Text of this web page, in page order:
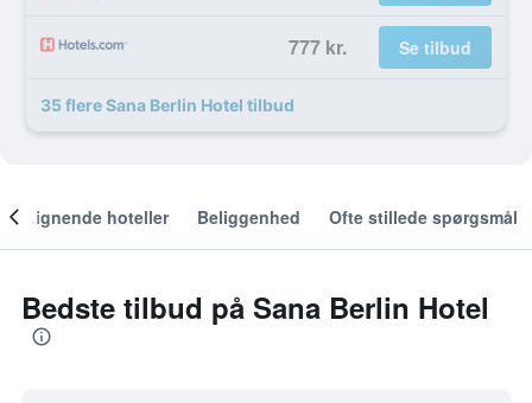
777 kr. Se tilbud
35 flere Sana Berlin Hotel tilbud
Lignende hoteller Beliggenhed Ofte stillede spørgsmål
Bedste tilbud på Sana Berlin Hotel